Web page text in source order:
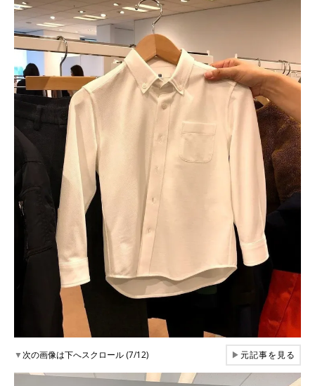
▼次の画像は下へスクロール (7/12) ▶元記事を見る